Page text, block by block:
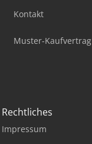
Kontakt
Muster-Kaufvertrag
Rechtliches
Impressum